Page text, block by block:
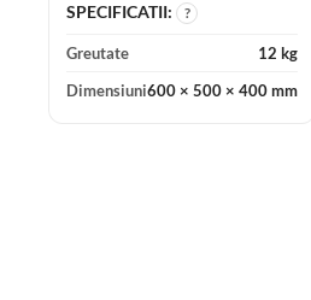
SPECIFICATII: ?
Greutate
12 kg
Dimensiuni600 × 500 × 400 mm